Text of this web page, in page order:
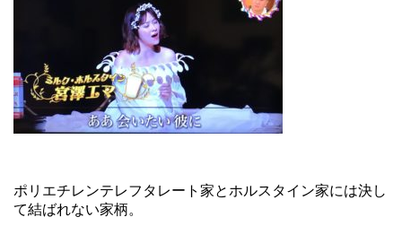
ポリエチレンテレフタレート家とホルスタイン家には決し
て結ばれない家柄。